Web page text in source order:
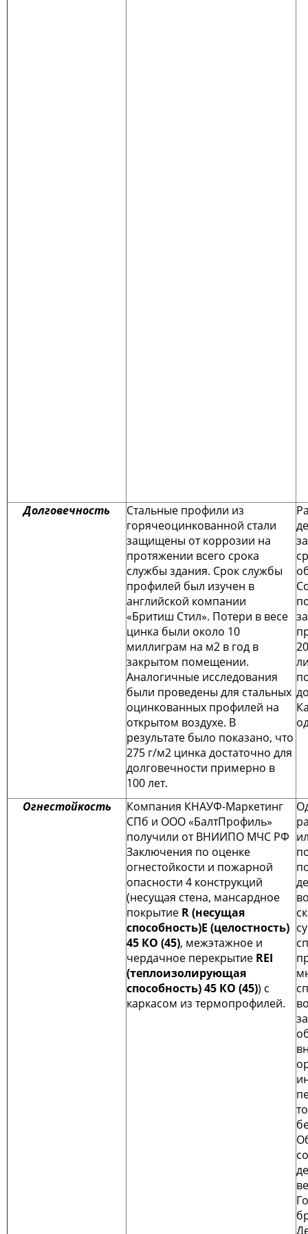
Долговечность
Стальные профили из
горячеоцинкованной стали
защищены от коррозии на
протяжении всего срока
службы здания. Срок службы
профилей был изучен в
английской компании
«Бритиш Стил». Потери в весе
цинка были около 10
миллиграм на м2 в год в
закрытом помещении.
Аналогичные исследования
были проведены для стальных
оцинкованных профилей на
открытом воздухе. В
результате было показано, что
275 г/м2 цинка достаточно для
долговечности примерно в
100 лет.
Огнестойкость
Компания КНАУФ-Маркетинг
СПб и ООО «БалтПрофиль»
получили от ВНИИПО МЧС РФ
Заключения по оценке
огнестойкости и пожарной
опасности 4 конструкций
(несущая стена, мансардное
покрытие R (несущая
способность)E (целостность)
45 КО (45), межэтажное и
чердачное перекрытие REI
(теплоизолирующая
способность) 45 КО (45)) с
каркасом из термопрофилей.